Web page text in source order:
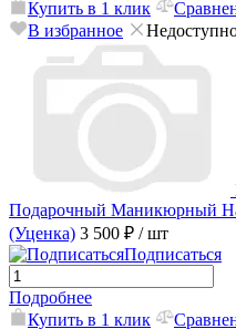
Купить в 1 клик
В избранное
Подарочный Маникюрный
(Уценка) 3 500 ₽ / шт
Подписаться
Подробнее
Купить в 1 клик